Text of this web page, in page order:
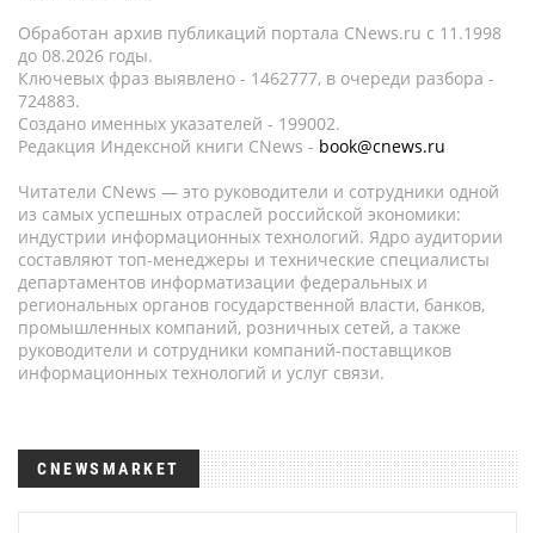
Обработан архив публикаций портала CNews.ru c 11.1998
до 08.2026 годы.
Ключевых фраз выявлено - 1462777, в очереди разбора -
724883.
Создано именных указателей - 199002.
Редакция Индексной книги CNews - book@cnews.ru
Читатели CNews — это руководители и сотрудники одной
из самых успешных отраслей российской экономики:
индустрии информационных технологий. Ядро аудитории
составляют топ-менеджеры и технические специалисты
департаментов информатизации федеральных и
региональных органов государственной власти, банков,
промышленных компаний, розничных сетей, а также
руководители и сотрудники компаний-поставщиков
информационных технологий и услуг связи.
CNEWSMARKET